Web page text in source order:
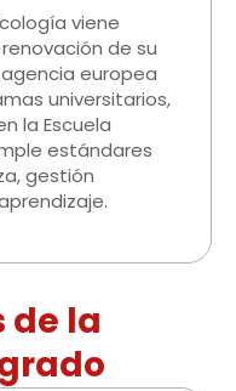
viene
de su
europea
universitarios,
la Escuela
estándares
gestión
de la